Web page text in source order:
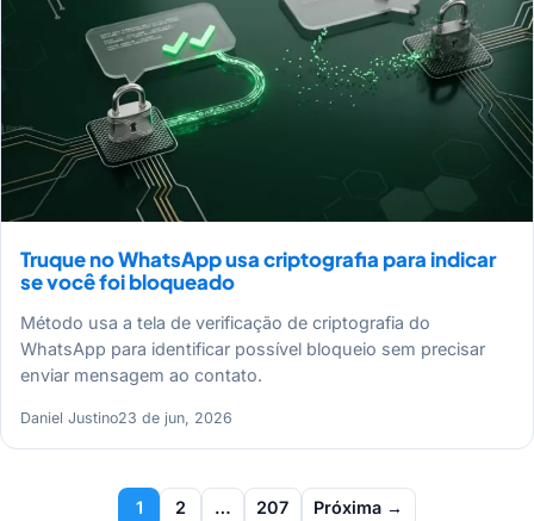
Truque no WhatsApp usa criptografia para indicar
se você foi bloqueado
Método usa a tela de verificação de criptografia do
WhatsApp para identificar possível bloqueio sem precisar
enviar mensagem ao contato.
Daniel Justino23 de jun, 2026
Paginação
1 2 … 207 Próxima →